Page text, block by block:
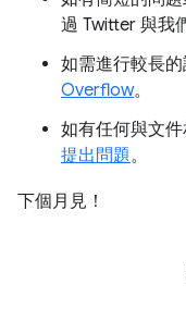
過 Twitter 與我
如需進行較長
Overflow。
如有任何與文
提出問題。
下個月見！